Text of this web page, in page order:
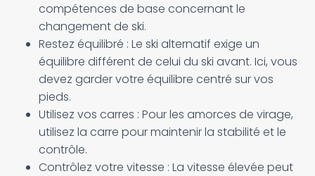
compétences de base concernant le
changement de ski.
Restez équilibré : Le ski alternatif exige un
équilibre différent de celui du ski avant. Ici, vous
devez garder votre équilibre centré sur vos
pieds.
Utilisez vos carres : Pour les amorces de virage,
utilisez la carre pour maintenir la stabilité et le
contrôle.
Contrôlez votre vitesse : La vitesse élevée peut